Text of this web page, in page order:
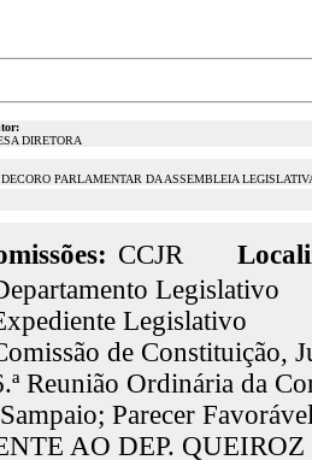
DIRETORA
PARLAMENTAR DA ASSEMBLEIA
CCJR
Legislativo
Legislativo
de Constituição,
Reunião Ordinária da
Parecer
AO DEP.